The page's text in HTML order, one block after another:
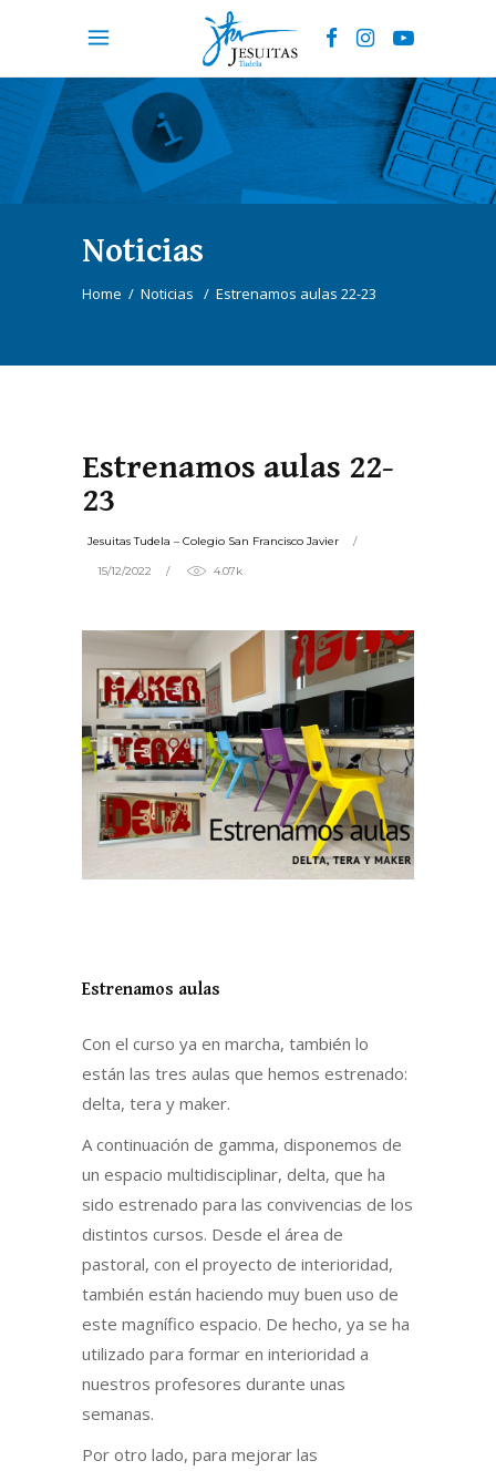
Noticias
Home / Noticias / Estrenamos aulas 22-23
Estrenamos aulas 22-
23
Jesuitas Tudela – Colegio San Francisco Javier
15/12/2022 4.07k
Estrenamos aulas
Con el curso ya en marcha, también lo
están las tres aulas que hemos estrenado:
delta, tera y maker.
A continuación de gamma, disponemos de
un espacio multidisciplinar, delta, que ha
sido estrenado para las convivencias de los
distintos cursos. Desde el área de
pastoral, con el proyecto de interioridad,
también están haciendo muy buen uso de
este magnífico espacio. De hecho, ya se ha
utilizado para formar en interioridad a
nuestros profesores durante unas
semanas.
Por otro lado, para mejorar las